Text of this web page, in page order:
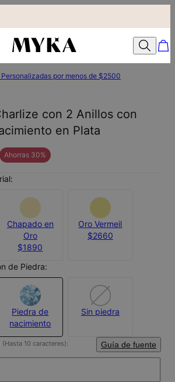
por menos de $2500
con 2 Anillos con
en Plata
Ahorras 30%
Chapado en
Oro
$1890
Oro Vermeil
$2660
de Piedra:
Piedra de
nacimiento
Sin piedra
(Hasta 10 caracteres): Guía de fuente